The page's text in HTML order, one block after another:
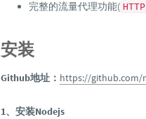
完整的流量代理功能( HTTP
安装
Github地址： https://github.com/
1、安装Nodejs